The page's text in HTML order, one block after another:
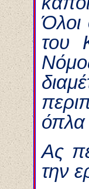
Όλοι
του
όπλα
Ας
την